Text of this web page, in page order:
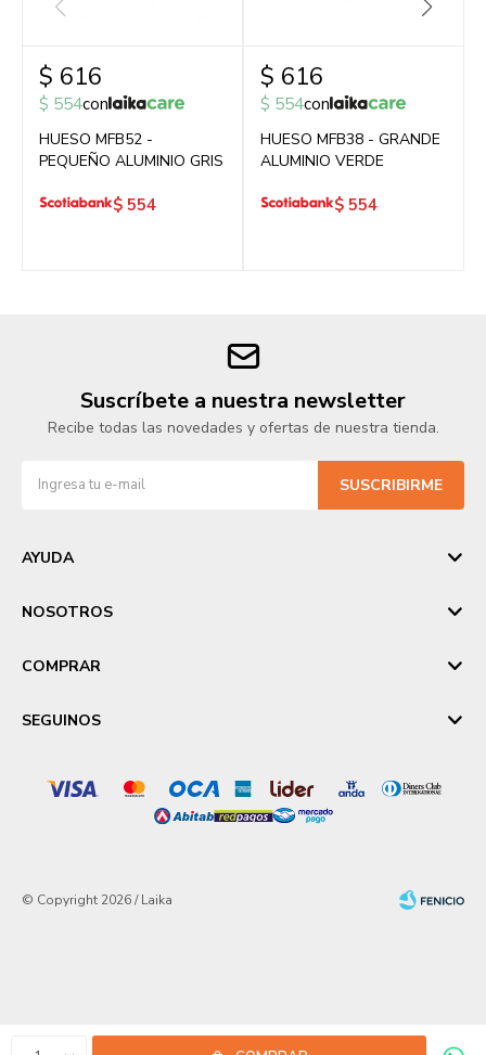
$ 616
$ 554con
HUESO MFB52 -
PEQUEÑO ALUMINIO GRIS
$ 554
$ 616
$ 554con
HUESO MFB38 - GRANDE
ALUMINIO VERDE
$ 554
Suscríbete a nuestra newsletter
Recibe todas las novedades y ofertas de nuestra tienda.
SUSCRIBIRME
AYUDA
NOSOTROS
COMPRAR
SEGUINOS
© Copyright 2026 / Laika